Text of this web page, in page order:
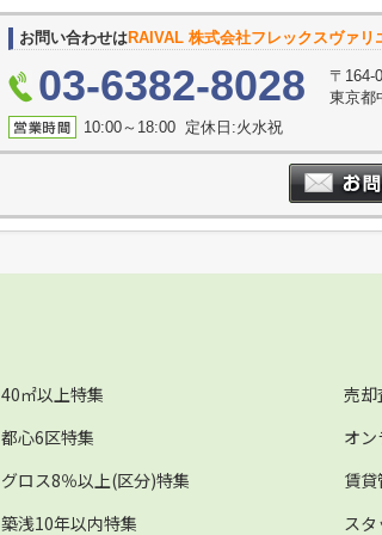
お問い合わせはRAIVAL 株式会社フレックスヴァリ
03-6382-8028
〒164-
東京都
10:00～18:00 定休日:火水祝
40㎡以上特集
都心6区特集
グロス8％以上(区分)特集
築浅10年以内特集
売却
オ
賃貸
ス